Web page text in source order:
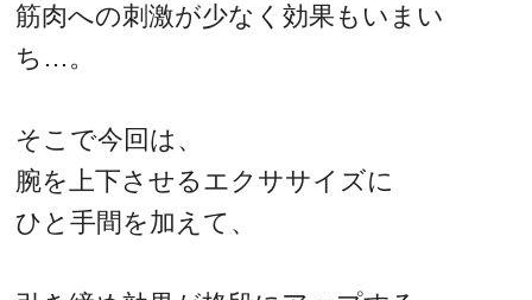
筋肉への刺激が少なく効果もいまい
ち…。
そこで今回は、
腕を上下させるエクササイズに
ひと手間を加えて、